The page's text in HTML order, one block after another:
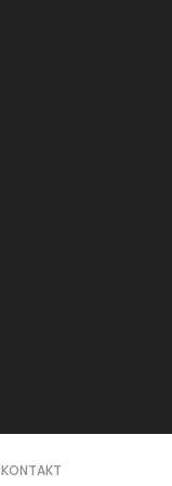
KONTAKT